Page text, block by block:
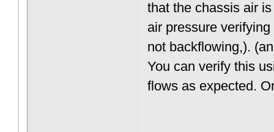
that the chassis air
air pressure
not backflowing,).
You can verify this
flows as expected.